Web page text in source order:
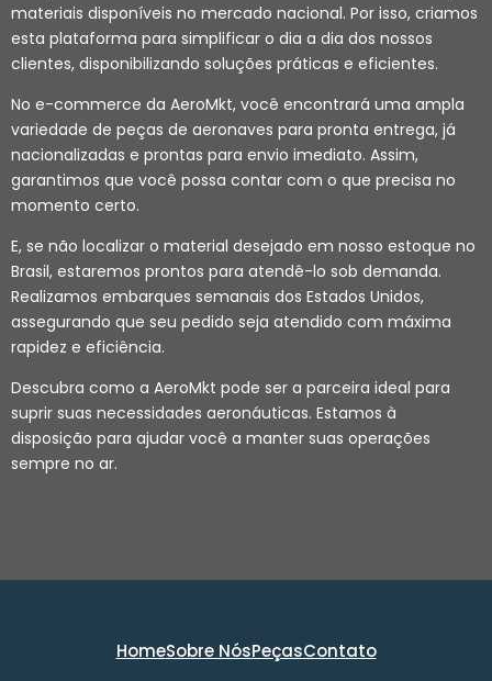
materiais disponíveis no mercado nacional. Por isso, criamos
esta plataforma para simplificar o dia a dia dos nossos
clientes, disponibilizando soluções práticas e eficientes.
No e-commerce da AeroMkt, você encontrará uma ampla
variedade de peças de aeronaves para pronta entrega, já
nacionalizadas e prontas para envio imediato. Assim,
garantimos que você possa contar com o que precisa no
momento certo.
E, se não localizar o material desejado em nosso estoque no
Brasil, estaremos prontos para atendê-lo sob demanda.
Realizamos embarques semanais dos Estados Unidos,
assegurando que seu pedido seja atendido com máxima
rapidez e eficiência.
Descubra como a AeroMkt pode ser a parceira ideal para
suprir suas necessidades aeronáuticas. Estamos à
disposição para ajudar você a manter suas operações
sempre no ar.
HomeSobre NósPeçasContato